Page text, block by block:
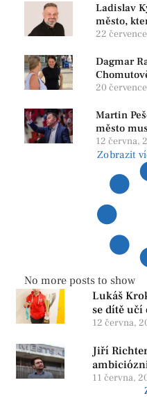
Ladislav
město,
22
Dagmar
20
Martin
město
12 června,
Zobrazit
No more posts to show
Lukáš
se dítě učí
neroste
12 června,
Jiří
více
11 června,